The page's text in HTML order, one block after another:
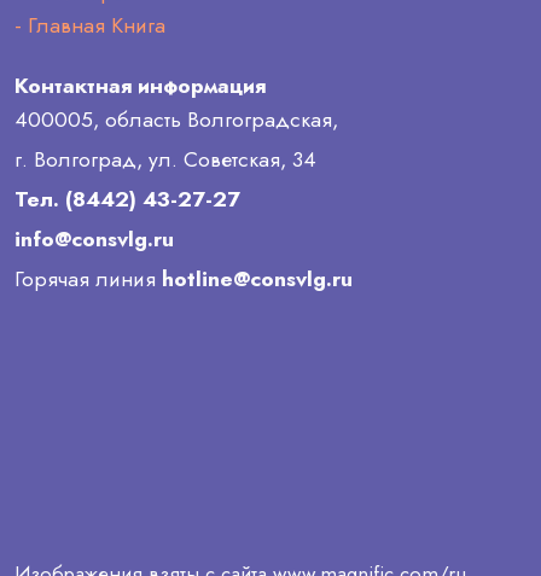
- Главная Книга
Контактная информация
400005, область Волгоградская,
г. Волгоград, ул. Советская, 34
Тел. (8442) 43-27-27
info@consvlg.ru
Горячая линия hotline@consvlg.ru